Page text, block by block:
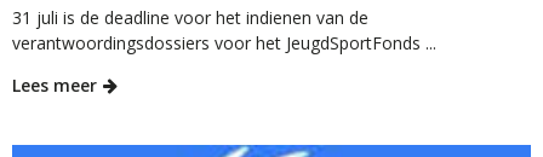
31 juli is de deadline voor het indienen van de
verantwoordingsdossiers voor het JeugdSportFonds ...
Lees meer